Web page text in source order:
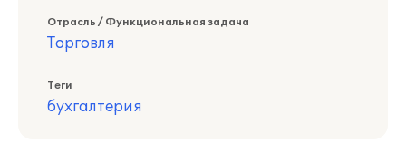
Отрасль / Функциональная задача
Торговля
Теги
бухгалтерия